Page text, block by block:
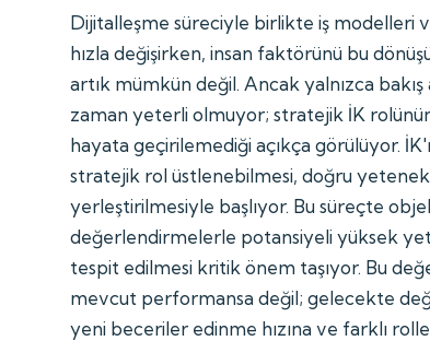
Dijitalleşme süreciyle birlikte iş modelleri
hızla değişirken, insan faktörünü bu
artık mümkün değil. Ancak yalnızca bakış
zaman yeterli olmuyor; stratejik İK
hayata geçirilemediği açıkça görülüyor.
stratejik rol üstlenebilmesi, doğru
yerleştirilmesiyle başlıyor. Bu süreçte
değerlendirmelerle potansiyeli yüksek
tespit edilmesi kritik önem taşıyor. Bu
mevcut performansa değil; gelecekte
yeni beceriler edinme hızına ve farklı